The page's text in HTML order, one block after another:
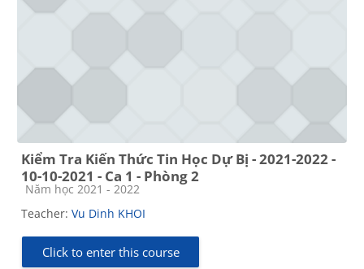
Kiểm Tra Kiến Thức Tin Học Dự Bị - 2021-2022 -
10-10-2021 - Ca 1 - Phòng 2
Course category
Năm học 2021 - 2022
Teacher: Vu Dinh KHOI
Click to enter this course